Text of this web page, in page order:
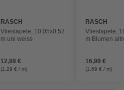
RASCH
Vliestapete, 10,05x0,53
m uni weiss
12,99 €
(1,29 € / m)
RASCH
Vliestapete,
m Blumen
16,99 €
(1,69 € / m)